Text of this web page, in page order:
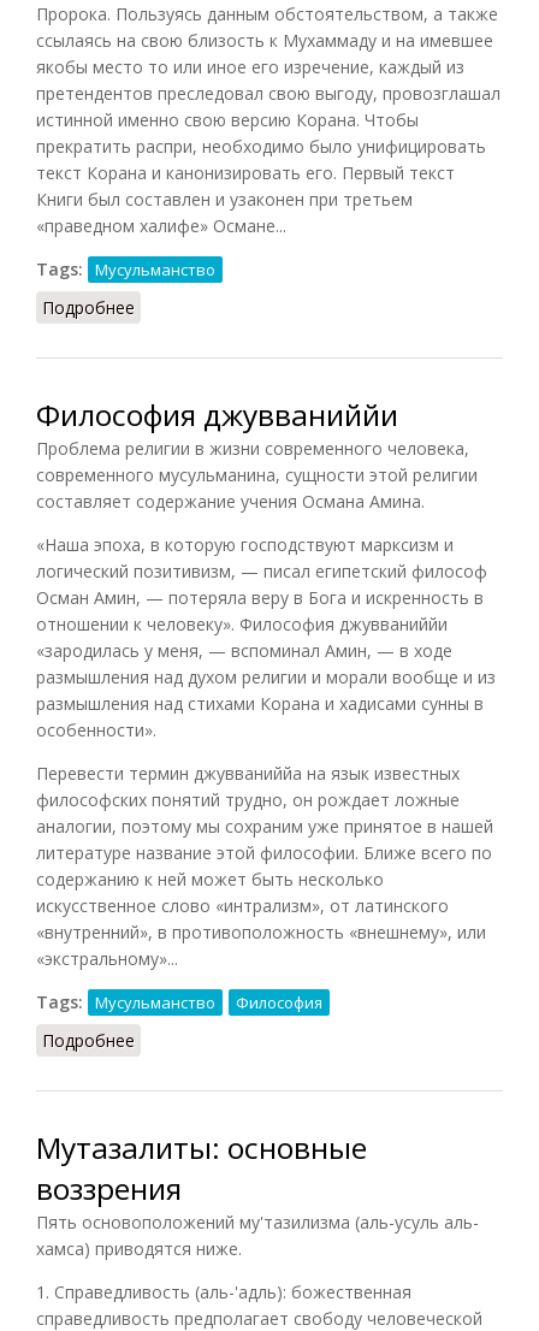
Пророка. Пользуясь данным обстоятельством, а также
ссылаясь на свою близость к Мухаммаду и на имевшее
якобы место то или иное его изречение, каждый из
претендентов преследовал свою выгоду, провозглашал
истинной именно свою версию Корана. Чтобы
прекратить распри, необходимо было унифицировать
текст Корана и канонизировать его. Первый текст
Книги был составлен и узаконен при третьем
«праведном халифе» Османе...
Tags:
Мусульманство
Подробнее
Философия джувваниййи
Проблема религии в жизни современного человека,
современного мусульманина, сущности этой религии
составляет содержание учения Османа Амина.
«Наша эпоха, в которую господствуют марксизм и
логический позитивизм, — писал египетский философ
Осман Амин, — потеряла веру в Бога и искренность в
отношении к человеку». Философия джувваниййи
«зародилась у меня, — вспоминал Амин, — в ходе
размышления над духом религии и морали вообще и из
размышления над стихами Корана и хадисами сунны в
особенности».
Перевести термин джувваниййа на язык известных
философских понятий трудно, он рождает ложные
аналогии, поэтому мы сохраним уже принятое в нашей
литературе название этой философии. Ближе всего по
содержанию к ней может быть несколько
искусственное слово «интрализм», от латинского
«внутренний», в противоположность «внешнему», или
«экстральному»...
Tags:
Мусульманство Философия
Подробнее
Мутазалиты: основные
воззрения
Пять основоположений му'тазилизма (аль-усуль аль-
хамса) приводятся ниже.
1. Справедливость (аль-'адль): божественная
справедливость предполагает свободу человеческой